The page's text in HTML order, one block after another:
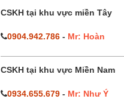
CSKH tại khu vực miền Tây
0904.942.786- Mr: Hoàn
CSKH tại khu vực Miền Nam
0934.655.679- Mr: Như Ý